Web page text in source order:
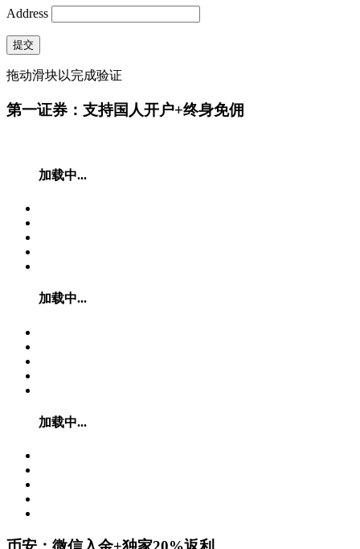
Address
提交
拖动滑块以完成验证
第一证券：支持国人开户+终身免佣
加载中...
加载中...
加载中...